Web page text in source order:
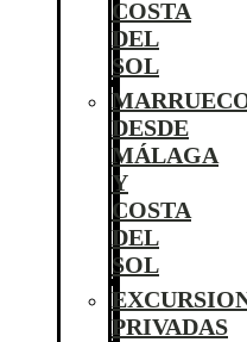
COSTA
DEL
SOL
DESDE
MÁLAGA
Y
COSTA
DEL
SOL
PRIVADAS